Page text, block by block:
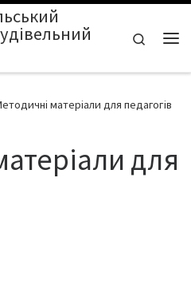
Search
матеріали для педагогів
для